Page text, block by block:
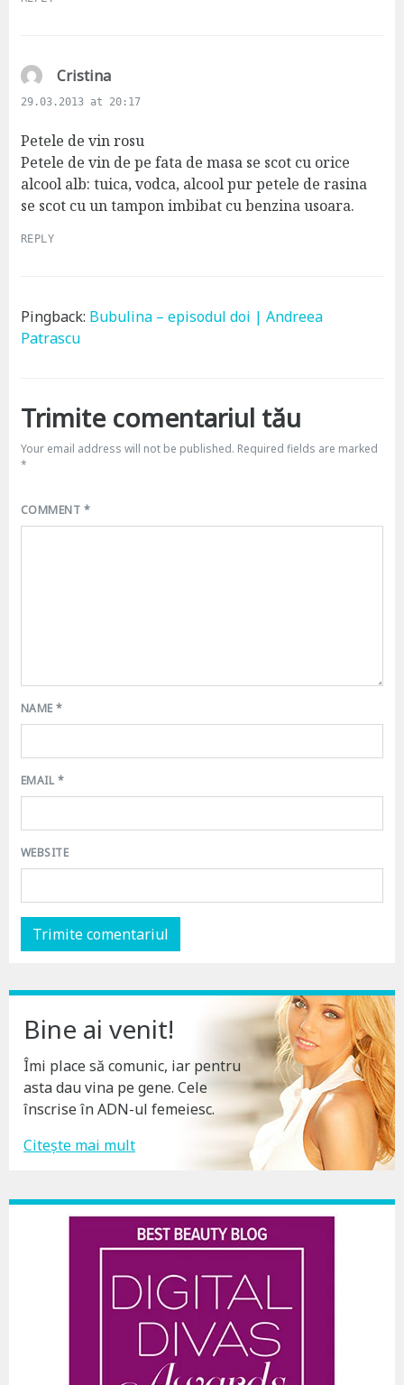
Cristinas
a
s
:
29.03.2013 at 20:17
Petele de vin rosu
Petele de vin de pe fata de masa se scot cu orice
alcool alb: tuica, vodca, alcool pur petele de rasina
se scot cu un tampon imbibat cu benzina usoara.
REPLY
Pingback: Bubulina – episodul doi | Andreea
Patrascu
Trimite comentariul tău
Your email address will not be published. Required fields are marked
*
COMMENT *
NAME*
EMAIL*
WEBSITE
Bine ai venit!
Îmi place să comunic, iar pentru
asta dau vina pe gene. Cele
înscrise în ADN-ul femeiesc.
Citește mai mult